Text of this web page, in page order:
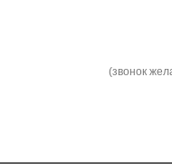
(звонок